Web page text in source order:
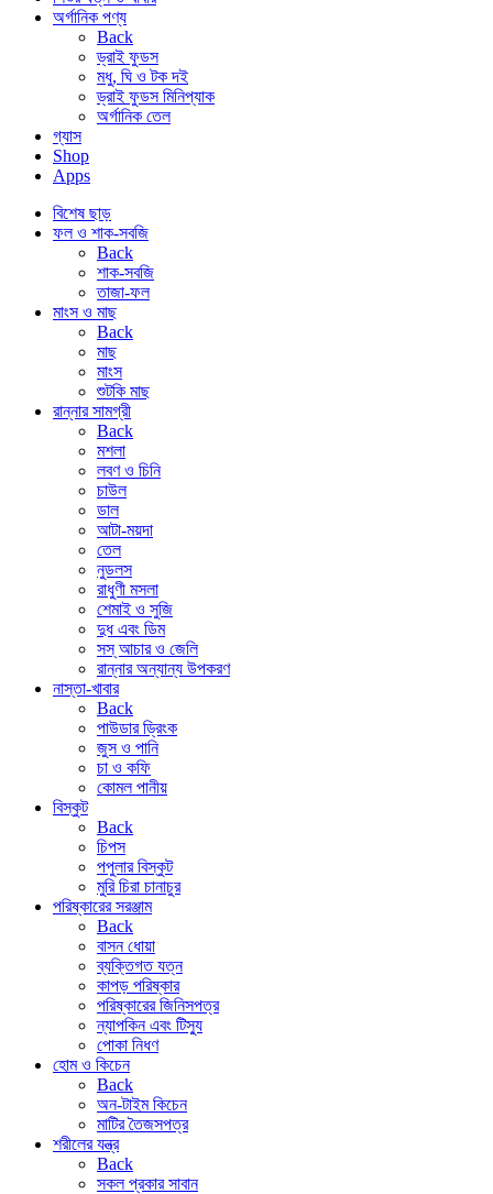
অর্গানিক পণ্য
Back
ড্রাই ফুডস
মধু, ঘি ও টক দই
ড্রাই ফুডস মিনিপ্যাক
অর্গানিক তেল
গ্যাস
Shop
Apps
বিশেষ ছাড়
ফল ও শাক-সবজি
Back
শাক-সবজি
তাজা-ফল
মাংস ও মাছ
Back
মাছ
মাংস
শুটকি মাছ
রান্নার সামগ্রী
Back
মশলা
লবণ ও চিনি
চাউল
ডাল
আটা-ময়দা
তেল
নুডলস
রাধুণী মসলা
শেমাই ও সুজি
দুধ এবং ডিম
সস্ আচার ও জেলি
রান্নার অন্যান্য উপকরণ
নাস্তা-খাবার
Back
পাউডার ড্রিংক
জুস ও পানি
চা ও কফি
কোমল পানীয়
বিস্কুট
Back
চিপস
পপুলার বিস্কুট
মুরি চিরা চানাচুর
পরিষ্কারের সরঞ্জাম
Back
বাসন ধোয়া
ব্যক্তিগত যত্ন
কাপড় পরিষ্কার
পরিষ্কারের জিনিসপত্র
ন্যাপকিন এবং টিস্যু
পোকা নিধণ
হোম ও কিচেন
Back
অন-টাইম কিচেন
মাটির তৈজসপত্র
শরীলের যন্ত্র
Back
সকল প্রকার সাবান